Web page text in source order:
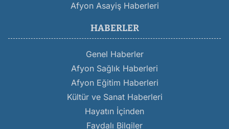
Afyon Asayiş Haberleri
HABERLER
Genel Haberler
Afyon Sağlık Haberleri
Afyon Eğitim Haberleri
Kültür ve Sanat Haberleri
Hayatın İçinden
Faydalı Bilgiler